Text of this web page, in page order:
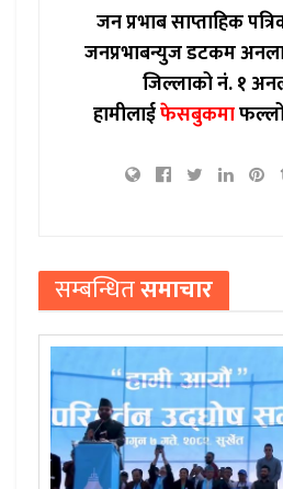
जन प्रभाब साप्ताहिक
जनप्रभाबन्युज डटकम
जिल्लाको नं. १
हामीलाईफेसबुकमाफल्लो
सम्बन्धितसमाचार